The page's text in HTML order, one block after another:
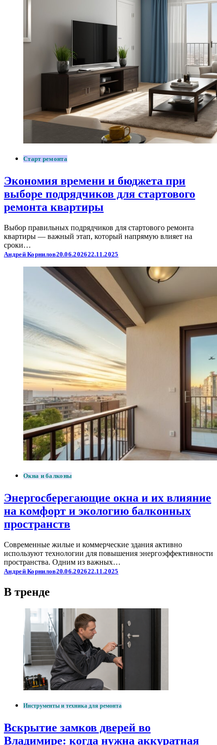
Старт ремонта
Экономия времени и бюджета при
выборе подрядчиков для стартового
ремонта квартиры
Выбор правильных подрядчиков для стартового ремонта
квартиры — важный этап, который напрямую влияет на
сроки…
Андрей Корнилов20.06.202622.11.2025
Окна и балконы
Энергосберегающие окна и их влияние
на комфорт и экологию балконных
пространств
Современные жилые и коммерческие здания активно
используют технологии для повышения энергоэффективности
пространства. Одним из важных…
Андрей Корнилов20.06.202622.11.2025
В тренде
Инструменты и техника для ремонта
Вскрытие замков дверей во
Владимире: когда нужна аккуратная